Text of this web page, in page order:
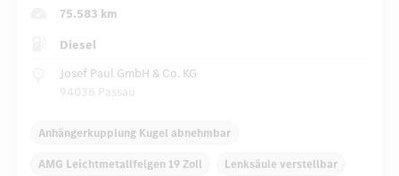
75.583 km
Diesel
Josef Paul GmbH & Co. KG
94036 Passau
Anhängerkupplung Kugel abnehmbar
AMG Leichtmetallfelgen 19 Zoll Lenksäule verstellbar